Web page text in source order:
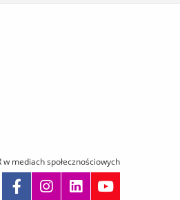
w mediach społecznościowych